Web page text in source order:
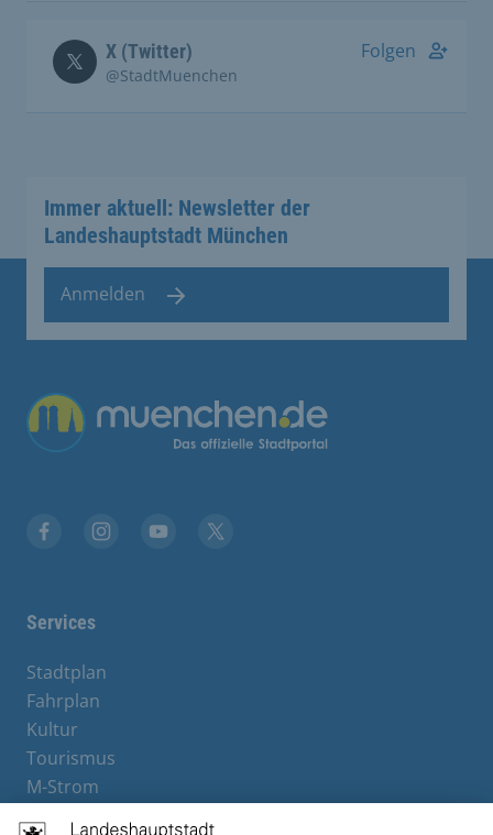
X (Twitter)
@StadtMuenchen
Folgen
Immer aktuell: Newsletter der
Landeshauptstadt München
Anmelden
Übergreifende Links
Services
Stadtplan
Fahrplan
Kultur
Tourismus
M-Strom